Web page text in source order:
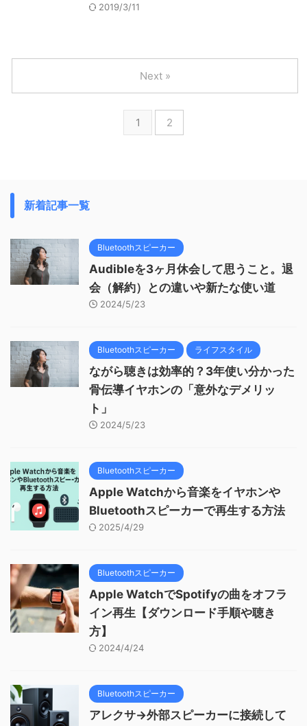
2019/3/11
1 2
Next »
新着記事一覧
Bluetoothスピーカー
Audibleを3ヶ月休会して思うこと。退
会（解約）との違いや新たな使い道
2024/5/23
Bluetoothスピーカー ライフスタイル
ながら聴きは効率的？3年使い分かった
骨伝導イヤホンの「意外なデメリッ
ト」
2024/5/23
Bluetoothスピーカー
Apple Watchから音楽をイヤホンや
Bluetoothスピーカーで再生する方法
2025/4/29
Bluetoothスピーカー
Apple WatchでSpotifyの曲をオフラ
イン再生【ダウンロード手順や聴き
方】
2024/4/24
Bluetoothスピーカー
アレクサ→外部スピーカーに接続して